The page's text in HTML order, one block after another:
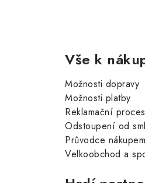
Vše k
Možnosti dopravy
Možnosti platby
Reklamační proces
Odstoupení od
Průvodce nákupem
Velkoobchod a